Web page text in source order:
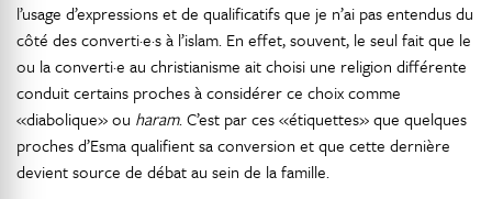
l’usage d’expressions et de qualificatifs que je n’ai pas entendus du
côté des converti·e·s à l’islam. En effet, souvent, le seul fait que le
ou la converti·e au christianisme ait choisi une religion différente
conduit certains proches à considérer ce choix comme
«diabolique» ou haram. C’est par ces «étiquettes» que quelques
proches d’Esma qualifient sa conversion et que cette dernière
devient source de débat au sein de la famille.